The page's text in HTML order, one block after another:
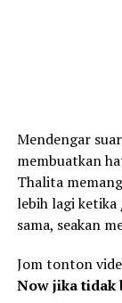
Mendengar
membuatkan
Thalita
lebih lagi ketika
sama, seakan
Jom tonton
Now jika tidak